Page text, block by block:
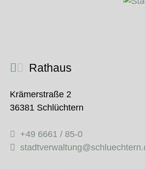
Rathaus
Krämerstraße 2
36381 Schlüchtern
+49 6661 / 85-0